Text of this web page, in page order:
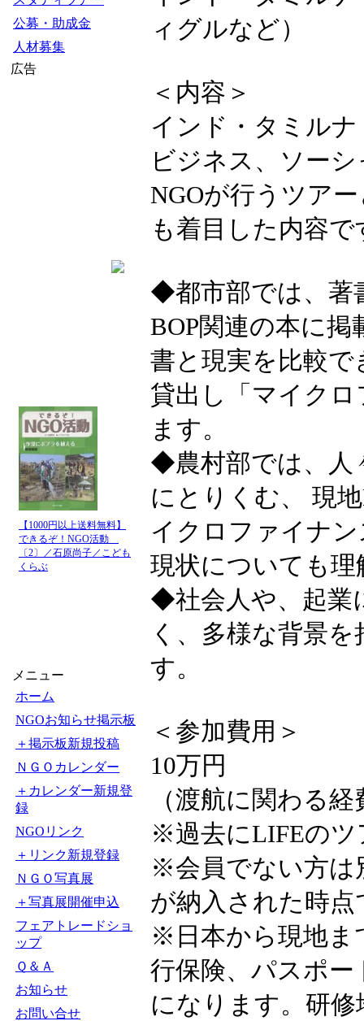
公募・助成金
人材募集
広告
【1000円以上送料無料】
できるぞ！NGO活動
〔2〕／石原尚子／こども
くらぶ
メニュー
ホーム
NGOお知らせ掲示板
＋掲示板新規投稿
ＮＧＯカレンダー
＋カレンダー新規登
録
NGOリンク
＋リンク新規登録
ＮＧＯ写真展
＋写真展開催申込
フェアトレードショ
ップ
Ｑ＆Ａ
お知らせ
お問い合せ
ィグルなど）
＜内容＞
インド・タミル
ビジネス、ソー
NGOが行うツア
も着目した内容で
◆都市部では、著
BOP関連の本に
書と現実を比較
貸出し「マイク
ます。
◆農村部では、人
にとりくむ、 現
イクロファイナ
現状についても
◆社会人や、起業
く、多様な背景
す。
＜参加費用＞
10万円
（渡航に関わる
※過去にLIFEのツ
※会員でない方は
が納入された時
※日本から現地ま
行保険、パスポ
になります。研